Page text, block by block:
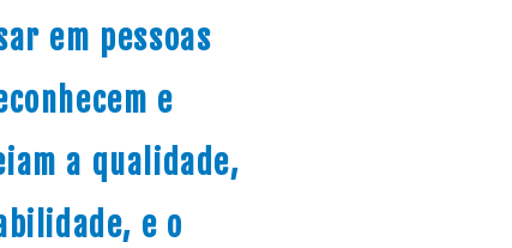
em pessoas
e
a qualidade,
e o